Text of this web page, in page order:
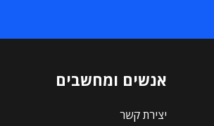
אנשים ומחשבים
יצירת קשר